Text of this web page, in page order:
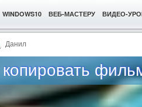
WINDOWS10 ВЕБ-МАСТЕРУ ВИДЕО-
Данил